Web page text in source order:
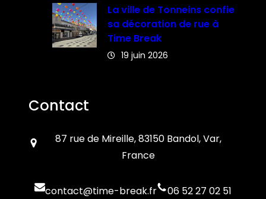
La ville de Tonneins confie
sa décoration de rue à
Time Break
19 juin 2026
Contact
87 rue de Mireille, 83150 Bandol, Var,
France
contact@time-break.fr 06 52 27 02 51